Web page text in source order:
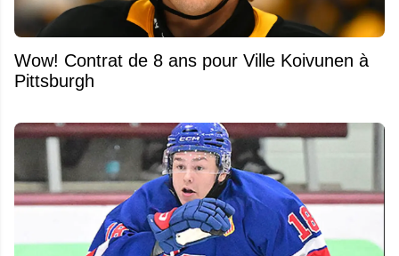
Wow! Contrat de 8 ans pour Ville Koivunen à
Pittsburgh